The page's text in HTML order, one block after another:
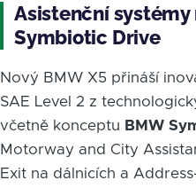
Asistenční systémy
Symbiotic Drive
Nový BMW X5 přináší
SAE Level 2 z
včetně konceptu BMW
Motorway and City
Exit na dálnicích a